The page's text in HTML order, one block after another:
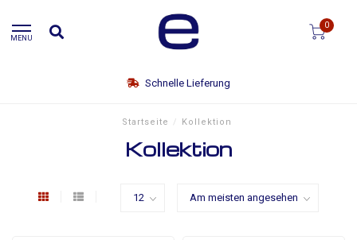
MENU
0
Schnelle Lieferung
Startseite / Kollektion
Kollektion